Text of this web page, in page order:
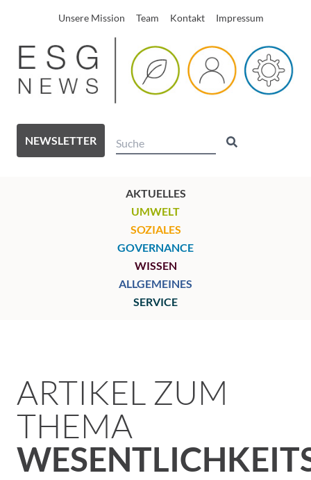
Unsere Mission Team Kontakt Impressum
NEWSLETTER
AKTUELLES
UMWELT
SOZIALES
GOVERNANCE
WISSEN
ALLGEMEINES
SERVICE
ARTIKEL ZUM
THEMA